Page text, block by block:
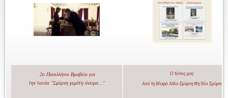
2ο Πανελλήνιο Βραβείο για
την ταινία "Σμύρνη γεμάτη όνειρα..."
Ο τόπος μας
Από τη Μικρά Ασία-Σμύρνη στη Νέα Σμύρνη